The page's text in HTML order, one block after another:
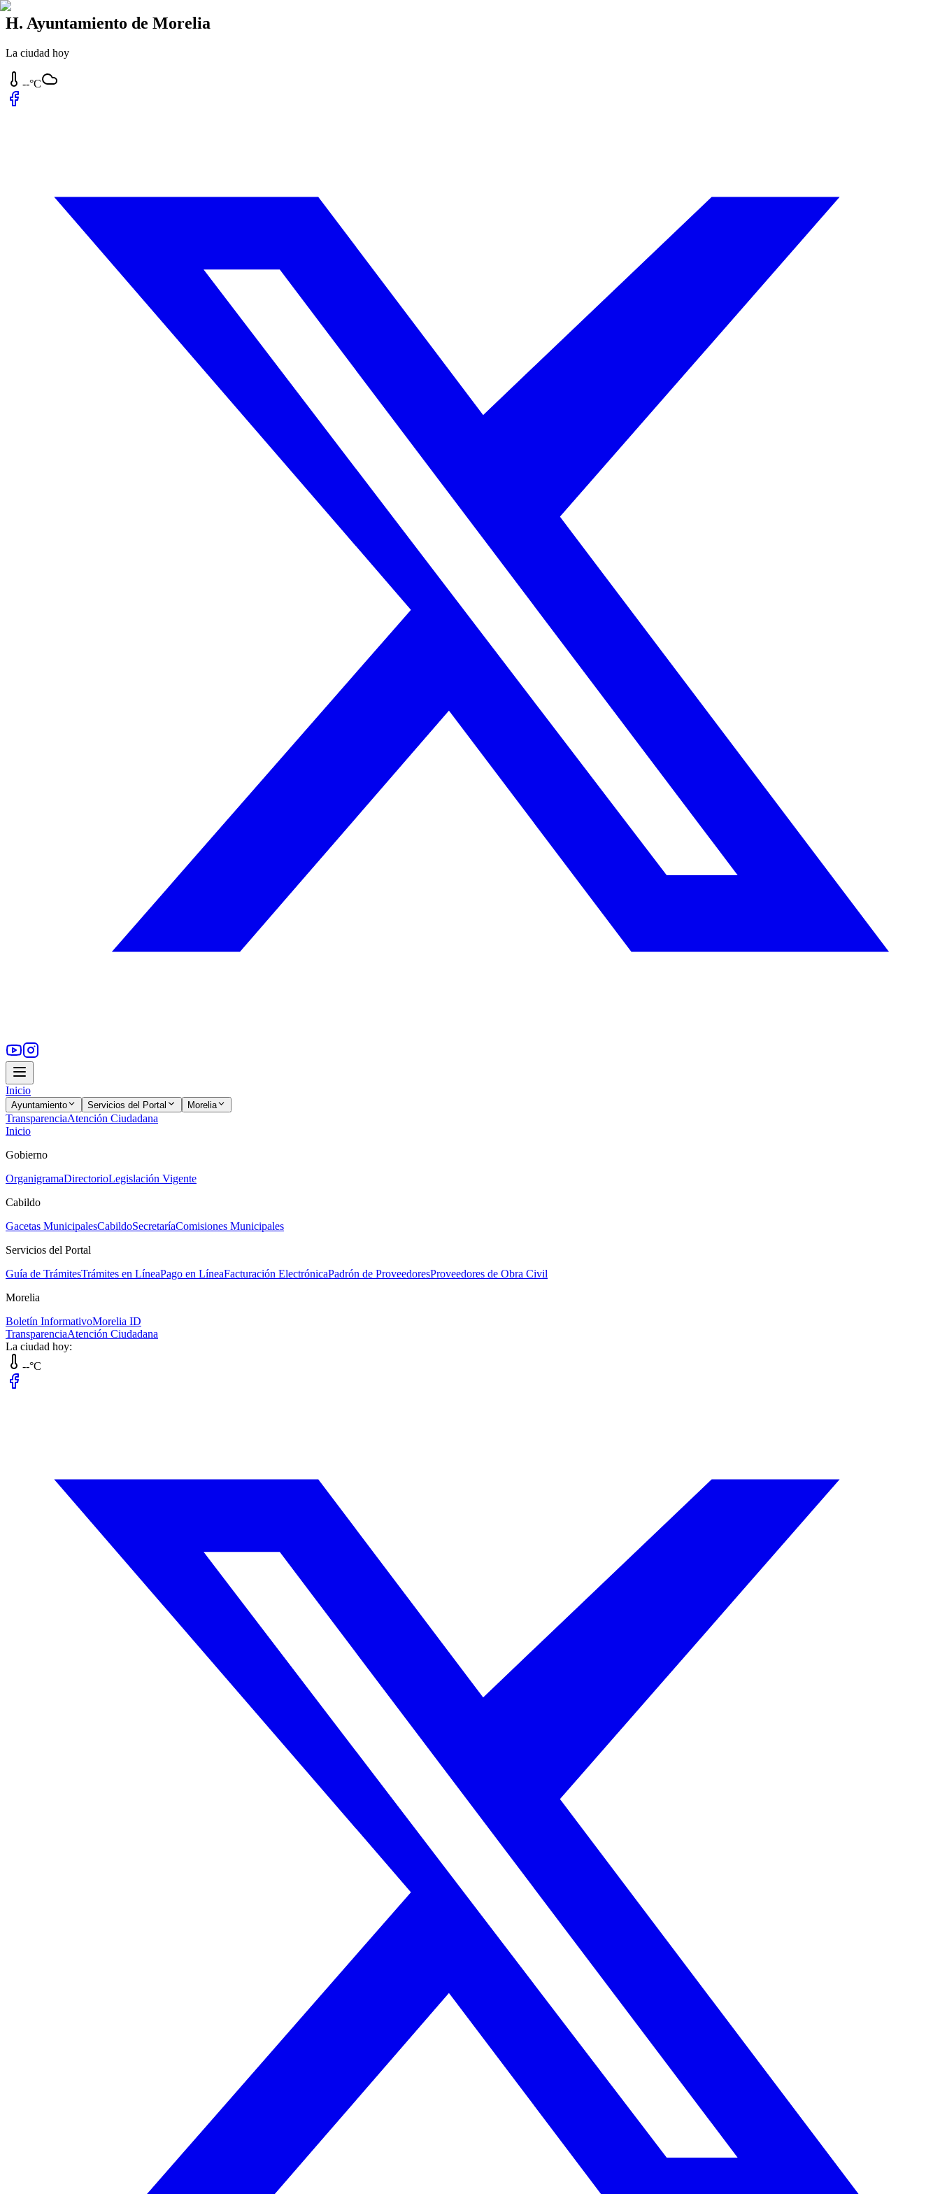
H. Ayuntamiento de Morelia
La ciudad hoy
--°C
Inicio
Ayuntamiento Servicios del Portal Morelia
TransparenciaAtención Ciudadana
Inicio
Gobierno
OrganigramaDirectorioLegislación Vigente
Cabildo
Gacetas MunicipalesCabildoSecretaríaComisiones Municipales
Servicios del Portal
Guía de TrámitesTrámites en LíneaPago en LíneaFacturación ElectrónicaPadrón de ProveedoresProveedores de Obra Civil
Morelia
Boletín InformativoMorelia ID
TransparenciaAtención Ciudadana
La ciudad hoy:
--°C